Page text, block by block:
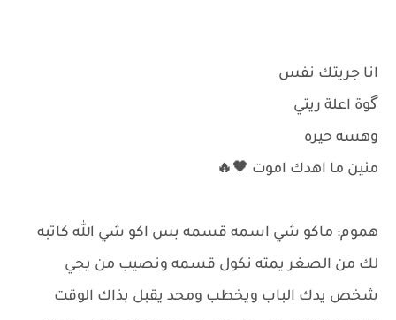
انا جريتك نفس
گوة اعلة ريتي
وهسه حيره
منين ما اهدك اموت 🖤🔥
هموم: ماكو شي اسمه قسمه بس اكو شي الله كاتبه
لك من الصغر يمته نكول قسمه ونصيب من يجي
شخص يدك الباب ويخطب ومحد يقبل بذاك الوقت